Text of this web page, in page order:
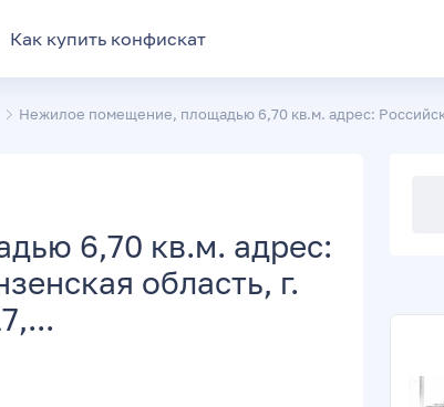
Как купить конфискат
Нежилое помещение, площадью 6,70 кв.м. адрес:
6,70 кв.м. адрес:
область, г.